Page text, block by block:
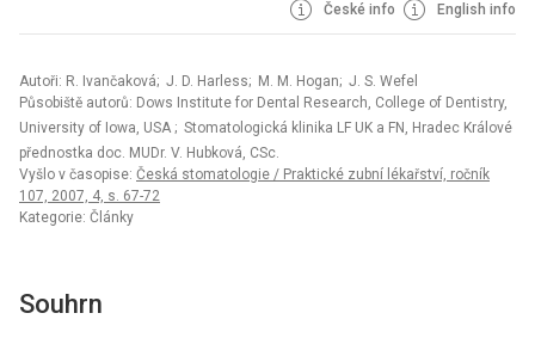
České info English info
Autoři: R. Ivančaková; J. D. Harless; M. M. Hogan; J. S. Wefel
Působiště autorů: Dows Institute for Dental Research, College of Dentistry,
University of Iowa, USA ; Stomatologická klinika LF UK a FN, Hradec Králové
přednostka doc. MUDr. V. Hubková, CSc.
Vyšlo v časopise: Česká stomatologie / Praktické zubní lékařství, ročník
107, 2007, 4, s. 67-72
Kategorie: Články
Souhrn